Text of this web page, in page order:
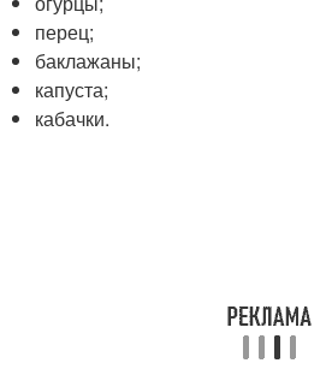
перец;
баклажаны;
капуста;
кабачки.